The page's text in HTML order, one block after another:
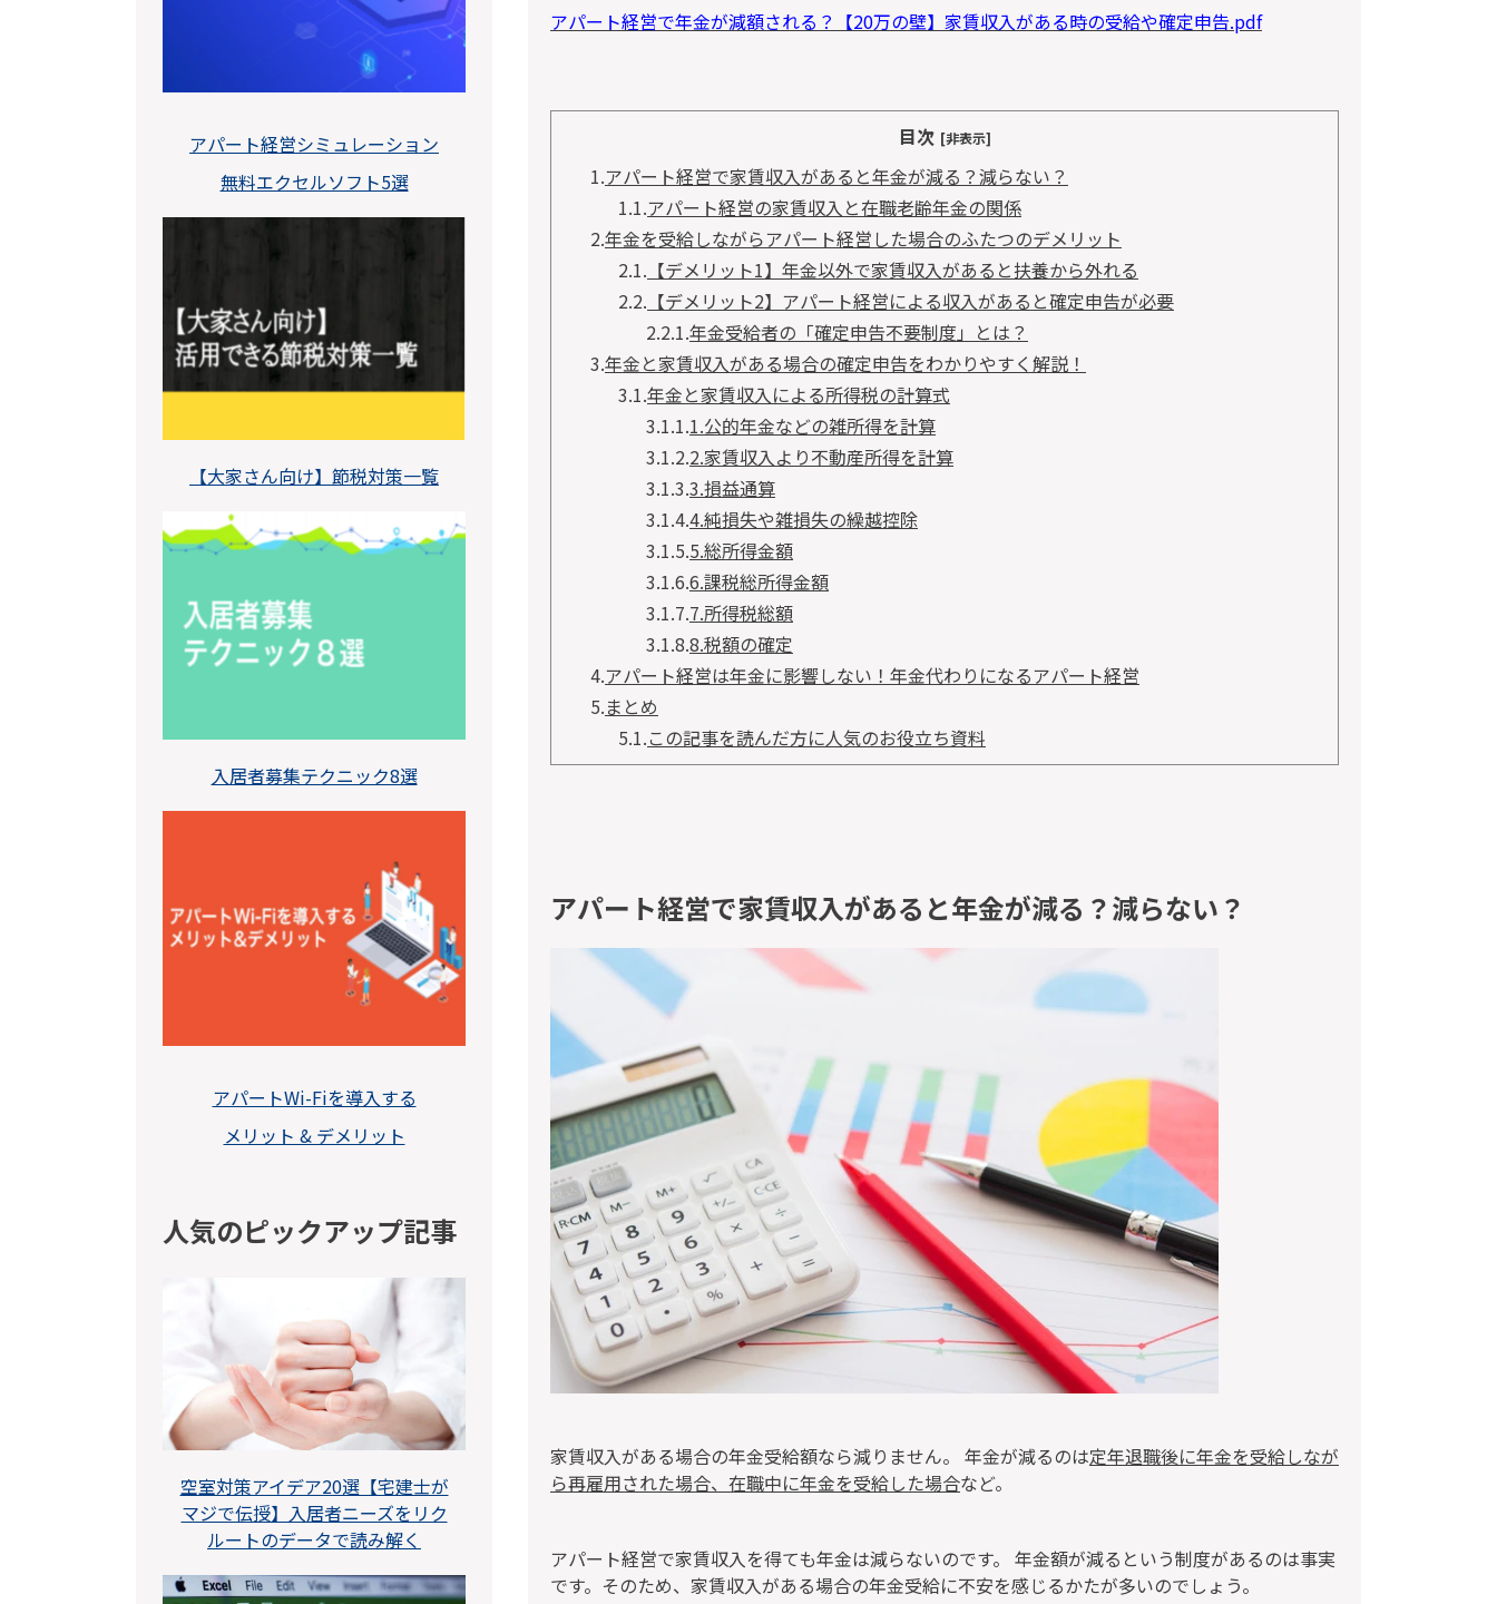
アパート経営シミュレーション
無料エクセルソフト5選
【大家さん向け】節税対策一覧
入居者募集テクニック8選
アパートWi-Fiを導入する
メリット & デメリット
人気のピックアップ記事
空室対策アイデア20選【宅建士が
マジで伝授】入居者ニーズをリク
ルートのデータで読み解く
アパート経営で年金が減額される？【20万の壁】家賃収入がある時の受給や確定申告.pdf
目次 [非表示]
1.アパート経営で家賃収入があると年金が減る？減らない？
1.1.アパート経営の家賃収入と在職老齢年金の関係
2.年金を受給しながらアパート経営した場合のふたつのデメリット
2.1. 【デメリット1】年金以外で家賃収入があると扶養から外れる
2.2. 【デメリット2】アパート経営による収入があると確定申告が必要
2.2.1.年金受給者の「確定申告不要制度」とは？
3.年金と家賃収入がある場合の確定申告をわかりやすく解説！
3.1.年金と家賃収入による所得税の計算式
3.1.1.1.公的年金などの雑所得を計算
3.1.2.2.家賃収入より不動産所得を計算
3.1.3.3.損益通算
3.1.4.4.純損失や雑損失の繰越控除
3.1.5.5.総所得金額
3.1.6.6.課税総所得金額
3.1.7.7.所得税総額
3.1.8.8.税額の確定
4.アパート経営は年金に影響しない！年金代わりになるアパート経営
5.まとめ
5.1.この記事を読んだ方に人気のお役立ち資料
アパート経営で家賃収入があると年金が減る？減らない？
家賃収入がある場合の年金受給額なら減りません。 年金が減るのは定年退職後に年金を受給しなが
ら再雇用された場合、在職中に年金を受給した場合など。
アパート経営で家賃収入を得ても年金は減らないのです。 年金額が減るという制度があるのは事実
です。そのため、家賃収入がある場合の年金受給に不安を感じるかたが多いのでしょう。